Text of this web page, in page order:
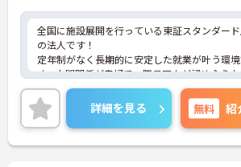
全国に施設展開を行っている東証スタンダー
の法人です！
定年制がなく長期的に安定した就業が叶う環
す。人間関係が良好で、職員同士が認め合う
根付いています。
ご興味のある方には、面接対策ポイントなど、
に詳細をご案内しますのでお気軽にご相談くだ
い！
詳細を見る 無料 紹